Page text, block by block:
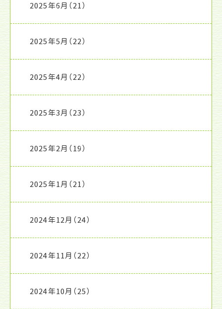
2025年6月 （21）
2025年5月 （22）
2025年4月 （22）
2025年3月 （23）
2025年2月 （19）
2025年1月 （21）
2024年12月 （24）
2024年11月 （22）
2024年10月 （25）